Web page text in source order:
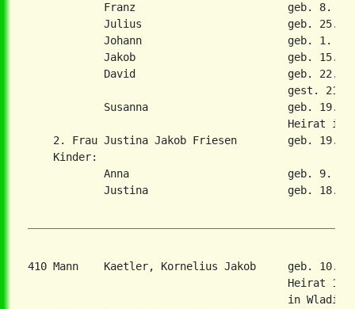
Franz                        geb. 8.
Julius                       geb. 25.
Johann                       geb. 1.
Jakob                        geb. 15.
David                        geb. 22.
gest. 21.
Susanna                      geb. 19.
Heirat in
2. Frau Justina Jakob Friesen        geb. 19.
    Kinder:
Anna                         geb. 9.
Justina                      geb. 18.
410 Mann    Kaetler, Kornelius Jakob     geb. 10.
Heirat 16.
in